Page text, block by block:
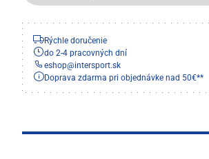
Rýchle doručenie
do 2-4 pracovných dní
eshop@intersport.sk
Doprava zdarma pri objednávke nad 50€**